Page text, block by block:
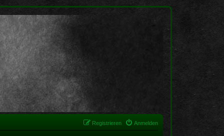
Anmelden
Registrieren